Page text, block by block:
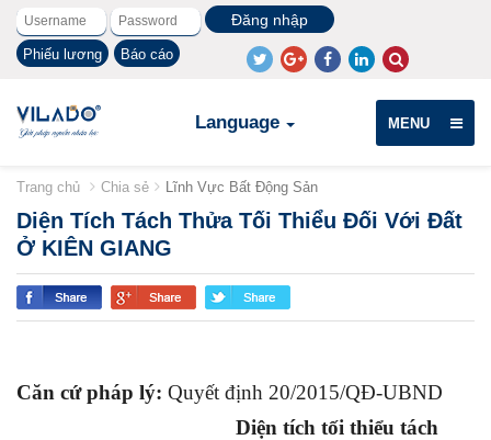
Phiếu lương Báo cáo
Language MENU
Trang chủ Chia sẻ Lĩnh Vực Bất Động Sản
Diện Tích Tách Thửa Tối Thiểu Đối Với Đất
Ở KIÊN GIANG
Căn cứ pháp lý: Quyết định 20/2015/QĐ-UBND
Diện tích tối thiểu tách